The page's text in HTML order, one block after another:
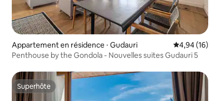
Appartement en résidence ⋅ Gudauri Évaluation
4,94 (16)
Penthouse by the Gondola - Nouvelles suites Gudauri 5
Superhôte
Superhôte